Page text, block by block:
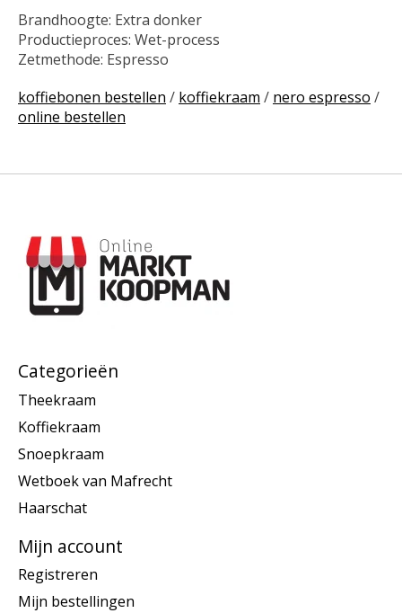
Brandhoogte: Extra donker
Productieproces: Wet-process
Zetmethode: Espresso
koffiebonen bestellen / koffiekraam / nero espresso /
online bestellen
Categorieën
Theekraam
Koffiekraam
Snoepkraam
Wetboek van Mafrecht
Haarschat
Mijn account
Registreren
Mijn bestellingen